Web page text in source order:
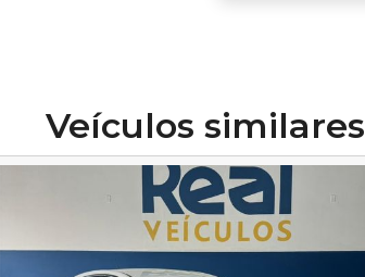
Veículos similares